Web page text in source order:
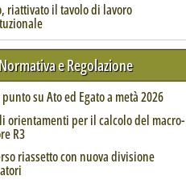
riattivato il tavolo di lavoro
Normativa e Regolazione
su Ato ed Egato a metà 2026
orientamenti per il calcolo del macro-
R3
riassetto con nuova divisione